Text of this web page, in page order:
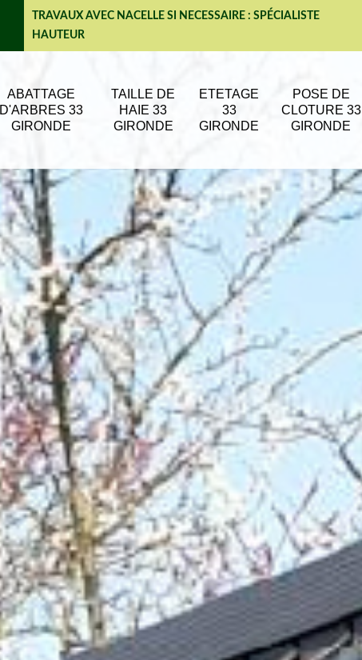
TRAVAUX AVEC NACELLE SI NECESSAIRE : SPÉCIALISTE
HAUTEUR
ABATTAGE
D'ARBRES 33
GIRONDE
TAILLE DE
HAIE 33
GIRONDE
ETETAGE
33
GIRONDE
POSE DE
CLOTURE 33
GIRONDE